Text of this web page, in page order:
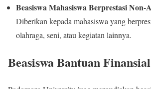
Beasiswa Mahasiswa Berprestasi Non-
Diberikan kepada mahasiswa yang
olahraga, seni, atau kegiatan lainnya.
Beasiswa Bantuan Finansial